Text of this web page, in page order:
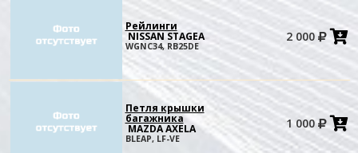
Рейлинги
NISSAN STAGEA
WGNC34, RB25DE
2 000 в
Петля крышки
багажника
MAZDA AXELA
BLEAP, LF-VE
1 000 в